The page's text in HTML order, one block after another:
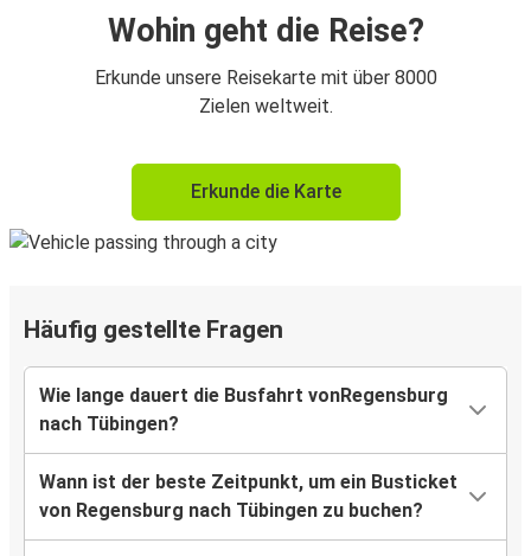
Wohin geht die Reise?
Erkunde unsere Reisekarte mit über 8000
Zielen weltweit.
Erkunde die Karte
Häufig gestellte Fragen
Wie lange dauert die Busfahrt vonRegensburg
nach Tübingen?
Wann ist der beste Zeitpunkt, um ein Busticket
von Regensburg nach Tübingen zu buchen?